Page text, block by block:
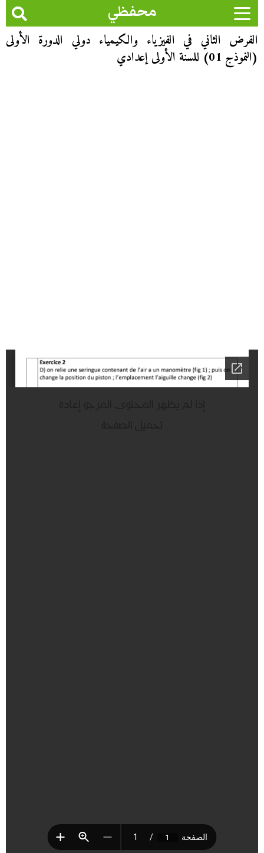
محفظي
الفرض الثاني في الفيزياء والكيمياء دولي الدورة الأولى
(النموذج 01) للسنة الأولى إعدادي